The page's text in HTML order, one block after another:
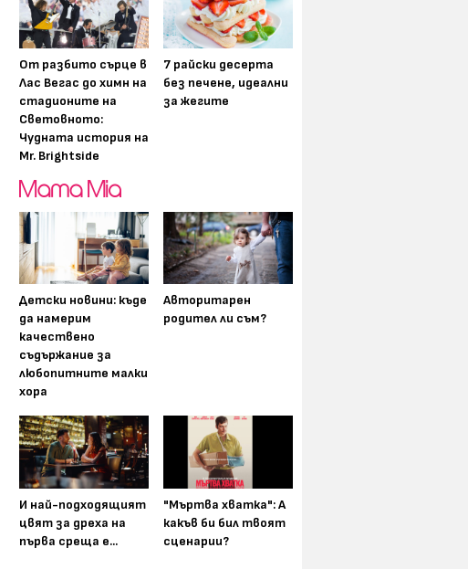
От разбито сърце в
Лас Вегас до химн на
стадионите на
Световното:
Чудната история на
Mr. Brightside
7 райски десерта
без печене, идеални
за жегите
Детски новини: къде
да намерим
качествено
съдържание за
любопитните малки
хора
Авторитарен
родител ли съм?
И най-подходящият
цвят за дреха на
първа среща е...
"Мъртва хватка": А
какъв би бил твоят
сценарии?